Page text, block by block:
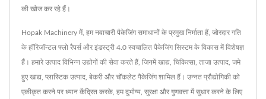
की खोज कर रहे हैं।
Hopak Machinery में, हम नवाचारी पैकेजिंग समाधानों के प्रमुख निर्माता हैं, जोरदार गति
के हॉरिजॉन्टल फ्लो रैपर्स और इंडस्ट्री 4.0 स्वचालित पैकेजिंग सिस्टम के विकास में विशेषज्ञ
हैं। हमारे उत्पाद विभिन्न उद्योगों की सेवा करते हैं, जिनमें खाद्य, चिकित्सा, ताजा उत्पाद, जमे
हुए खाद्य, प्लास्टिक उत्पाद, बेकरी और चॉकलेट पैकेजिंग शामिल हैं। उन्नत प्रौद्योगिकी को
एकीकृत करने पर ध्यान केंद्रित करके, हम दुर्भाग्य, सुरक्षा और गुणवत्ता में सुधार करने के लिए